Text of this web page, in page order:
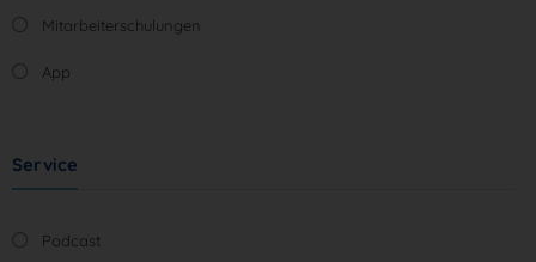
Mitarbeiterschulungen
App
Service
Podcast